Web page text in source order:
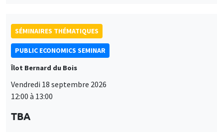
SÉMINAIRES THÉMATIQUES
PUBLIC ECONOMICS SEMINAR
Îlot Bernard du Bois
Vendredi 18 septembre 2026
12:00 à 13:00
TBA